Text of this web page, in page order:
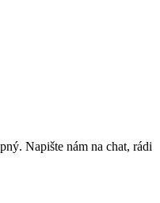
Napište nám na chat, rádi